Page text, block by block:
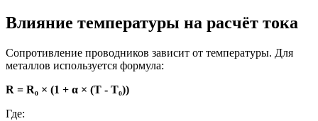
Влияние температуры на расчёт тока
Сопротивление проводников зависит от температуры. Для
металлов используется формула:
R = R₀ × (1 + α × (T - T₀))
Где: